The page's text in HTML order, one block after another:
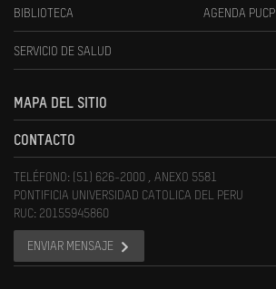
BIBLIOTECA AGENDA PUCP
SERVICIO DE SALUD
MAPA DEL SITIO
CONTACTO
TELÉFONO: (51) 626-2000 , ANEXO 5581
PONTIFICIA UNIVERSIDAD CATOLICA DEL PERU
RUC: 20155945860
ENVIAR MENSAJE